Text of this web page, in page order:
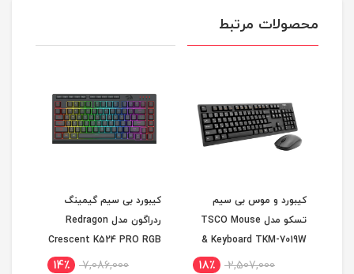
محصولات مرتبط
کیبورد و موس بی سیم
تسکو مدل TSCO Mouse
& Keyboard TKM-7019W
2,507,000 18٪
کیبورد بی سیم گیمینگ
ردراگون مدل Redragon
Crescent K524 PRO RGB
Wireless Gaming
7,086,000 14٪